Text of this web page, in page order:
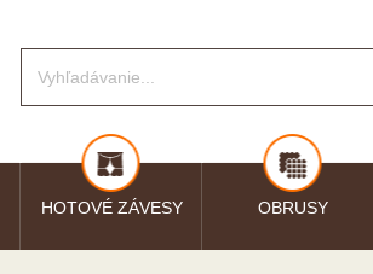
HOTOVÉ ZÁVESY OBRUSY